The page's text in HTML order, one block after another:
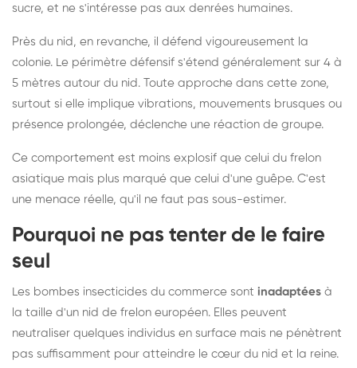
sucre, et ne s'intéresse pas aux denrées humaines.
Près du nid, en revanche, il défend vigoureusement la
colonie. Le périmètre défensif s'étend généralement sur 4 à
5 mètres autour du nid. Toute approche dans cette zone,
surtout si elle implique vibrations, mouvements brusques ou
présence prolongée, déclenche une réaction de groupe.
Ce comportement est moins explosif que celui du frelon
asiatique mais plus marqué que celui d'une guêpe. C'est
une menace réelle, qu'il ne faut pas sous-estimer.
Pourquoi ne pas tenter de le faire
seul
Les bombes insecticides du commerce sont inadaptées à
la taille d'un nid de frelon européen. Elles peuvent
neutraliser quelques individus en surface mais ne pénètrent
pas suffisamment pour atteindre le cœur du nid et la reine.